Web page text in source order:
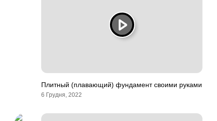
Плитный (плавающий) фундамент своими руками
6 Грудня, 2022